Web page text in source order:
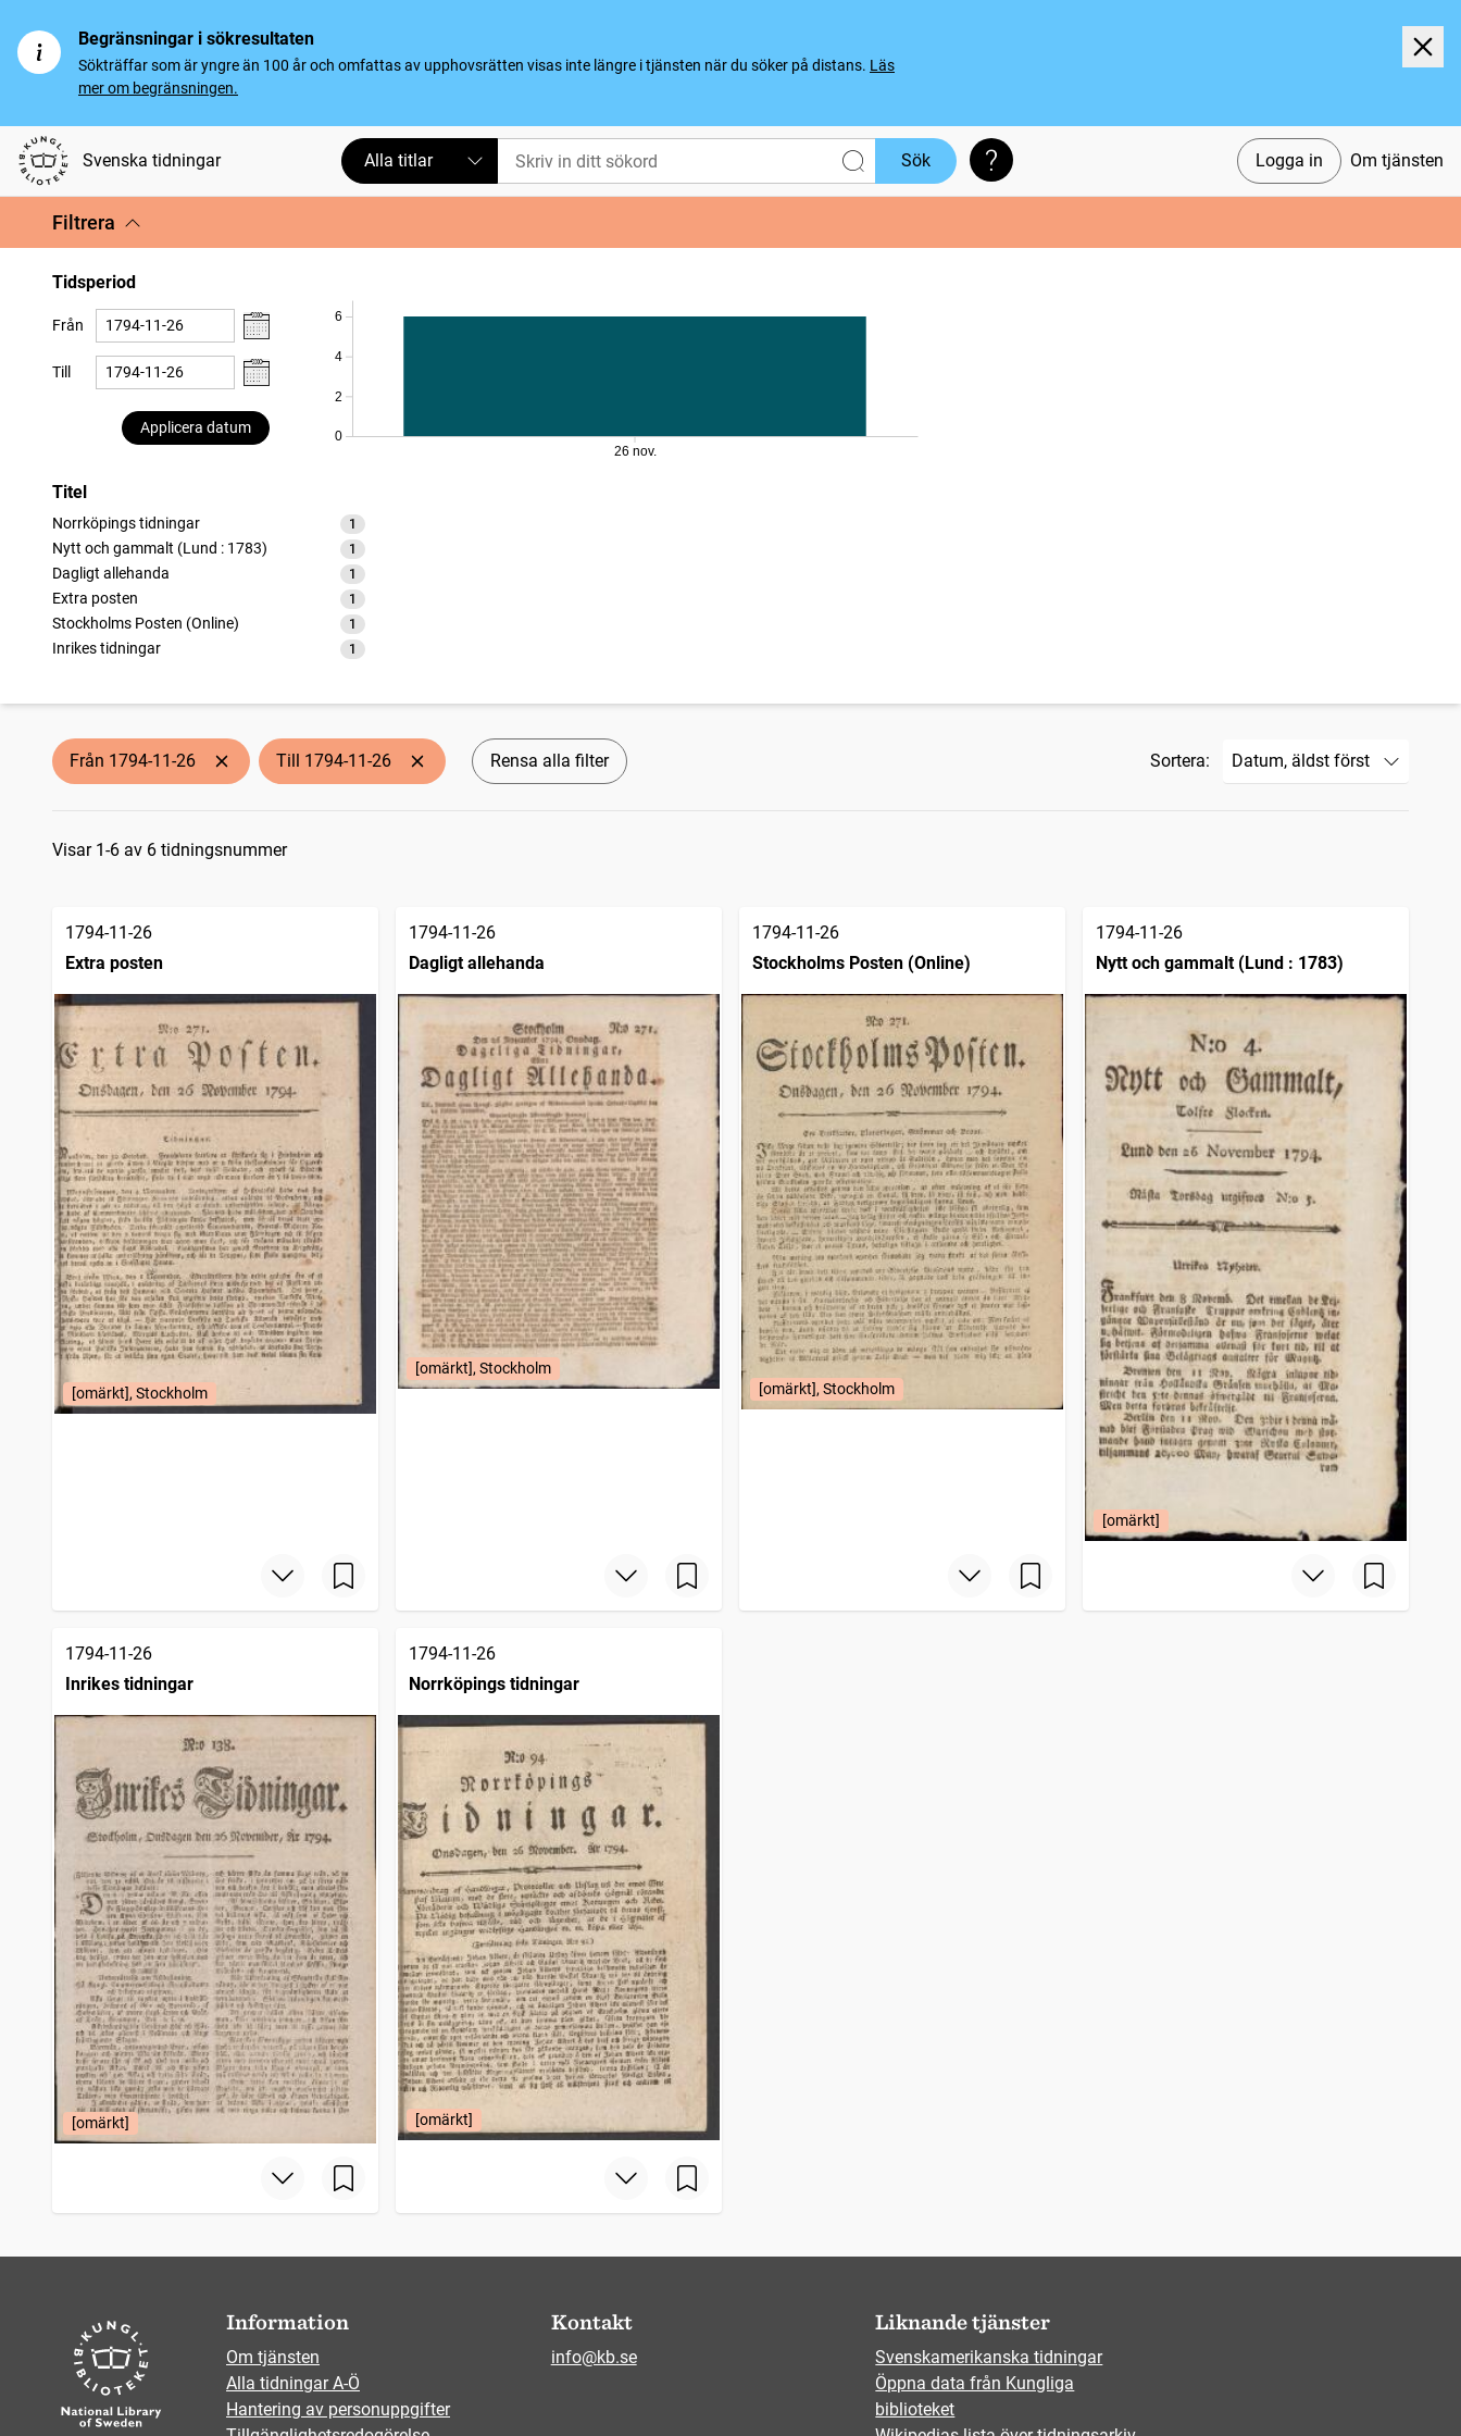
Begränsningar i sökresultaten
Sökträffar som är yngre än 100 år och omfattas av upphovsrätten visas inte längre i tjänsten när du söker på distans. Läs
mer om begränsningen.
Svenska tidningar Logga in Om tjänsten
Alla titlar Sök Söktips
Filtrera
Tidsperiod
Från
Till
Applicera datum
0
2
4
6
26 nov.
Titel
Norrköpings tidningar 1
träffar
Nytt och gammalt (Lund : 1783)
1
träffar
Dagligt allehanda
1
träffar
Extra posten
1
träffar
Stockholms Posten (Online)
1
träffar
Inrikes tidningar
1
träffar
Från 1794-11-26 Till 1794-11-26 Rensa alla filter Sortera:
Sökresultat
Visar 1-6 av 6 tidningsnummer
1794-11-26
Extra posten
[omärkt], Stockholm
1794-11-26
Dagligt allehanda
[omärkt], Stockholm
1794-11-26
Stockholms Posten (Online)
[omärkt], Stockholm
1794-11-26
Nytt och gammalt (Lund : 1783)
[omärkt]
1794-11-26
Inrikes tidningar
[omärkt]
1794-11-26
Norrköpings tidningar
[omärkt]
Information
Om tjänsten
Alla tidningar A-Ö
Hantering av personuppgifter
Kontakt
info@kb.se
Liknande tjänster
Svenskamerikanska tidningar
Öppna data från Kungliga
biblioteket